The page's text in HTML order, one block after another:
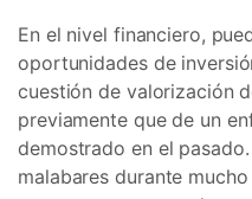
En el nivel financiero,
oportunidades de
cuestión de valorización
previamente que de un
demostrado en el
malabares durante